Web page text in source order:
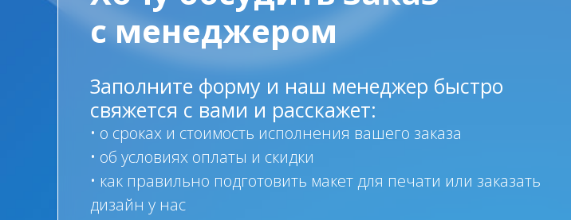
с менеджером
Заполните форму и наш менеджер быстро
свяжется с вами и расскажет:
• о сроках и стоимость исполнения вашего заказа
• об условиях оплаты и скидки
• как правильно подготовить макет для печати или заказать
дизайн у нас